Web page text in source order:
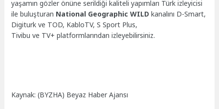
yaşamın gözler önüne serildiği kaliteli yapımları Türk izleyicisi
ile buluşturan National Geographic WILD kanalını D-Smart,
Digiturk ve TOD, KabloTV, S Sport Plus,
Tivibu ve TV+ platformlarından izleyebilirsiniz.
Kaynak: (BYZHA) Beyaz Haber Ajansı